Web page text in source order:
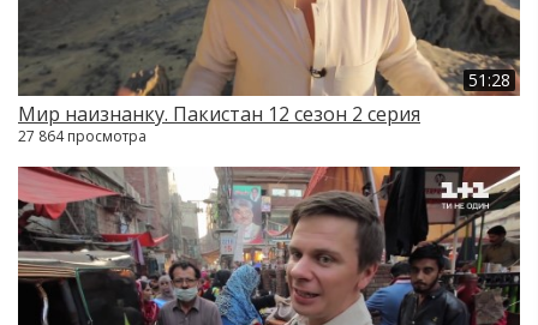
51:28
Мир наизнанку. Пакистан 12 сезон 2 серия
27 864 просмотра